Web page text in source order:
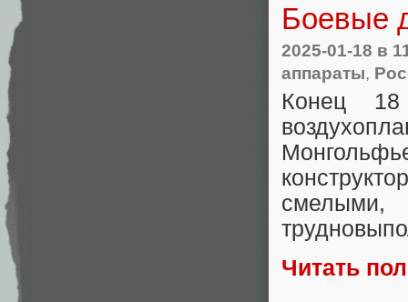
Боевые
2025-01-18 в
аппараты,
Конец 18
Читать